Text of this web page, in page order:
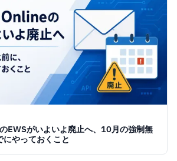
EWSがいよいよ廃止へ、10月の強制無
やっておくこと